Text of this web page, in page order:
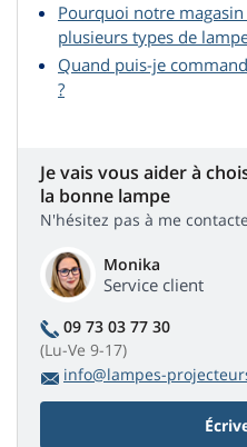
Pourquoi notre
plusieurs types de
Quand puis-je
?
Je vais vous aider à
la bonne lampe
N'hésitez pas à me
Monika
Service client
09 73 03 77 30
(Lu-Ve 9-17)
info@lampes-